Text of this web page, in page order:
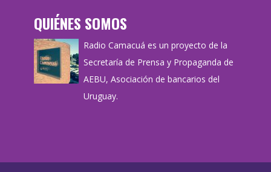
QUIÉNES SOMOS
Radio Camacuá es un proyecto de la
Secretaría de Prensa y Propaganda de
AEBU, Asociación de bancarios del
Uruguay.